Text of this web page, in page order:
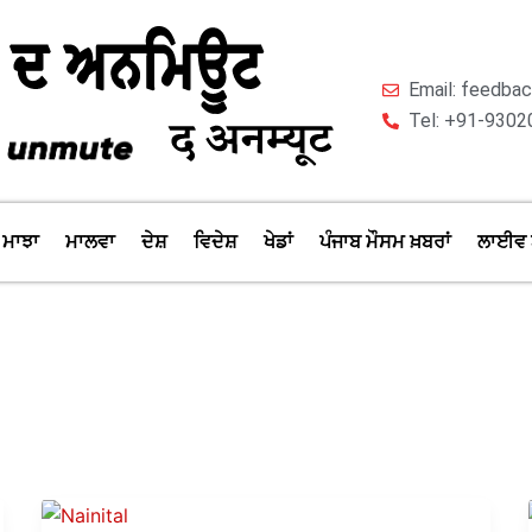
Email:
Tel: +91-
ਮਾਝਾ ਮਾਲਵਾ ਦੇਸ਼ ਵਿਦੇਸ਼ ਖੇਡਾਂ ਪੰਜਾਬ ਮੌਸਮ ਖ਼ਬਰਾਂ ਲਾਈਵ